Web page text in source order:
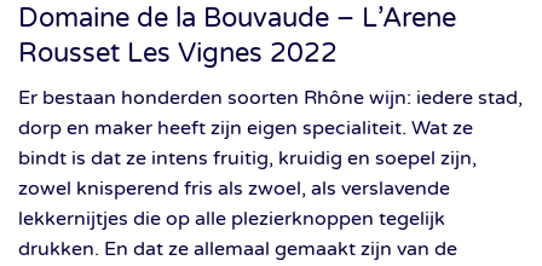
Domaine de la Bouvaude – L’Arene
Rousset Les Vignes 2022
Er bestaan honderden soorten Rhône wijn: iedere stad,
dorp en maker heeft zijn eigen specialiteit. Wat ze
bindt is dat ze intens fruitig, kruidig en soepel zijn,
zowel knisperend fris als zwoel, als verslavende
lekkernijtjes die op alle plezierknoppen tegelijk
drukken. En dat ze allemaal gemaakt zijn van de